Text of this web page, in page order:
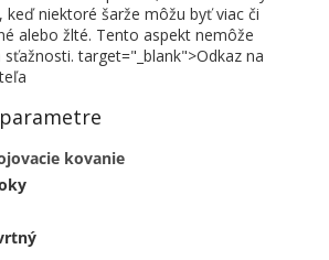
keď niektoré šarže môžu byť viac či
alebo žlté. Tento aspekt nemôže
target="_blank">Odkaz na
kovanie